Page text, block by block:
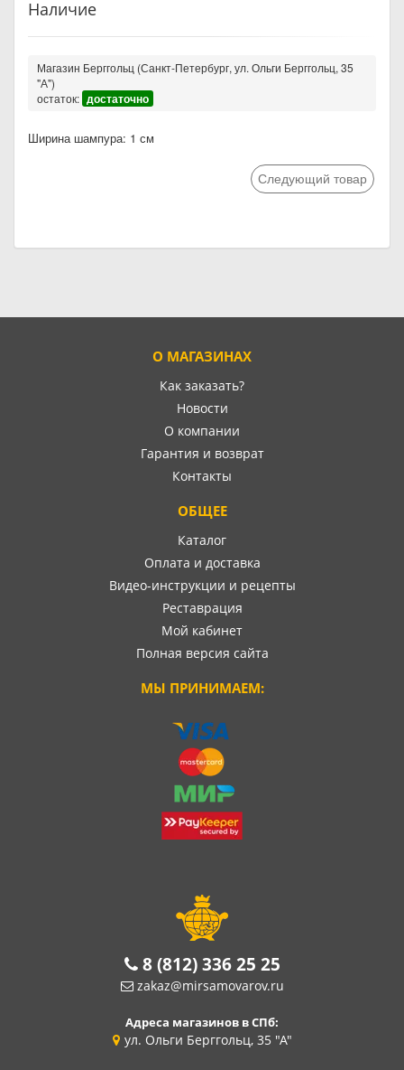
Наличие
Магазин Берггольц (Санкт-Петербург, ул. Ольги Берггольц, 35
"А")
остаток: достаточно
Ширина шампура: 1 см
Следующий товар
О МАГАЗИНАХ
Как заказать?
Новости
О компании
Гарантия и возврат
Контакты
ОБЩЕЕ
Каталог
Оплата и доставка
Видео-инструкции и рецепты
Реставрация
Мой кабинет
Полная версия сайта
МЫ ПРИНИМАЕМ:
8 (812) 336 25 25
zakaz@mirsamovarov.ru
Адреса магазинов в СПб:
ул. Ольги Берггольц, 35 "А"